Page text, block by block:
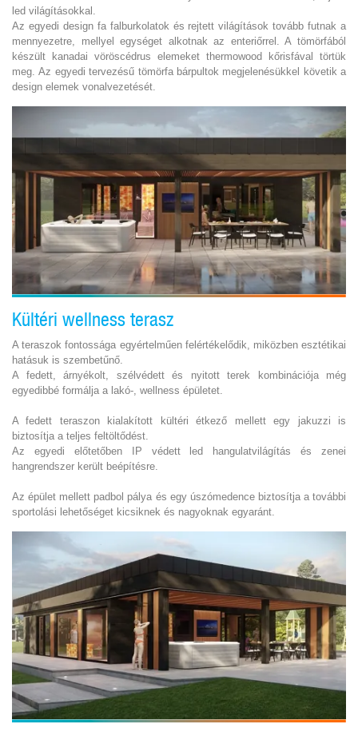
led világításokkal.
Az egyedi design fa falburkolatok és rejtett világítások tovább futnak a
mennyezetre, mellyel egységet alkotnak az enteriőrrel. A tömörfából
készült kanadai vöröscédrus elemeket thermowood kőrisfával törtük
meg. Az egyedi tervezésű tömörfa bárpultok megjelenésükkel követik a
design elemek vonalvezetését.
Kültéri wellness terasz
A teraszok fontossága egyértelműen felértékelődik, miközben esztétikai
hatásuk is szembetűnő.
A fedett, árnyékolt, szélvédett és nyitott terek kombinációja még
egyedibbé formálja a lakó-, wellness épületet.
A fedett teraszon kialakított kültéri étkező mellett egy jakuzzi is
biztosítja a teljes feltöltődést.
Az egyedi előtetőben IP védett led hangulatvilágítás és zenei
hangrendszer került beépítésre.
Az épület mellett padbol pálya és egy úszómedence biztosítja a további
sportolási lehetőséget kicsiknek és nagyoknak egyaránt.